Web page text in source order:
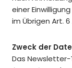
einer
im Übrigen Art. 6
Zweck der
Das